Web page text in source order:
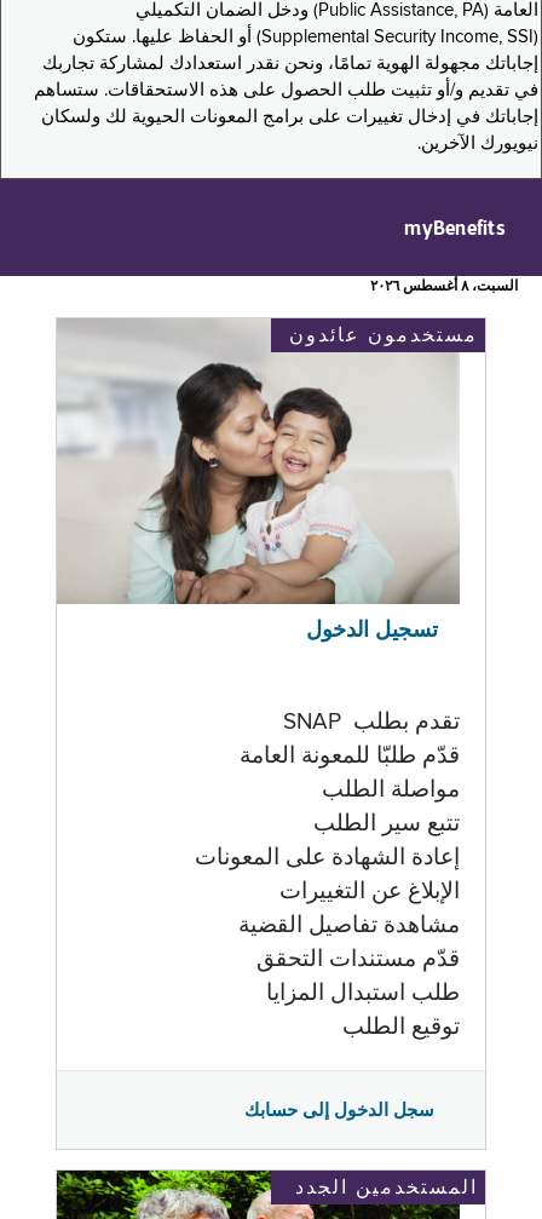
العامة (Public Assistance, PA) ودخل الضمان التكميلي
(Supplemental Security Income, SSI) أو الحفاظ عليها. ستكون
إجاباتك مجهولة الهوية تمامًا، ونحن نقدر استعدادك لمشاركة تجاربك
في تقديم و/أو تثبيت طلب الحصول على هذه الاستحقاقات. ستساهم
إجاباتك في إدخال تغييرات على برامج المعونات الحيوية لك ولسكان
نيويورك الآخرين.
myBenefits
السبت، ٨ أغسطس ٢٠٢٦
مستخدمون عائدون
تسجيل الدخول
تقدم بطلب SNAP
قدّم طلبّا للمعونة العامة
مواصلة الطلب
تتبع سير الطلب
إعادة الشهادة على المعونات
الإبلاغ عن التغييرات
مشاهدة تفاصيل القضية
قدّم مستندات التحقق
طلب استبدال المزايا
توقيع الطلب
سجل الدخول إلى حسابك
المستخدمين الجدد